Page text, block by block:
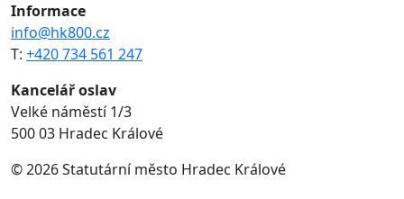
Informace
info@hk800.cz
T: +420 734 561 247
Kancelář oslav
Velké náměstí 1/3
500 03 Hradec Králové
© 2026 Statutární město Hradec Králové